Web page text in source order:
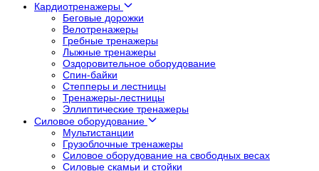
Кардиотренажеры
Беговые дорожки
Велотренажеры
Гребные тренажеры
Лыжные тренажеры
Оздоровительное оборудование
Спин-байки
Степперы и лестницы
Тренажеры-лестницы
Эллиптические тренажеры
Силовое оборудование
Мультистанции
Грузоблочные тренажеры
Силовое оборудование на свободных весах
Силовые скамьи и стойки